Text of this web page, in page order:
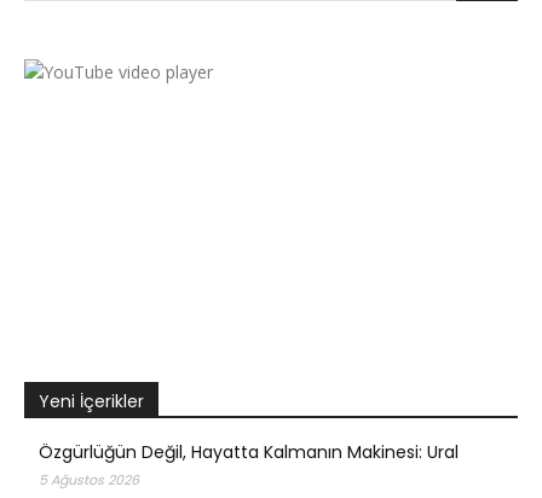
Yeni İçerikler
Özgürlüğün Değil, Hayatta Kalmanın Makinesi: Ural
5 Ağustos 2026